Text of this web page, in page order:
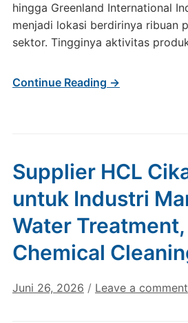
hingga Greenland International
menjadi lokasi berdirinya ribuan
sektor. Tingginya aktivitas
Continue Reading →
Supplier HCL
untuk Industri
Water
Chemical
Juni 26, 2026 / Leave a comment